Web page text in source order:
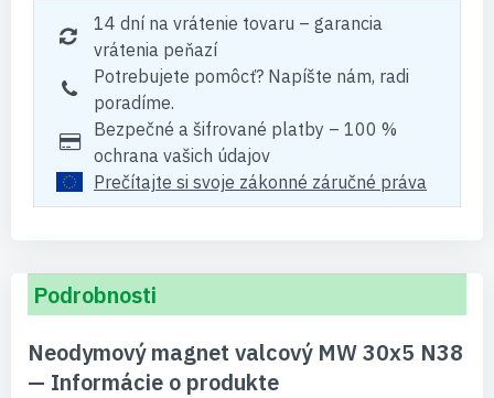
14 dní na vrátenie tovaru – garancia
vrátenia peňazí
Potrebujete pomôcť? Napíšte nám, radi
poradíme.
Bezpečné a šifrované platby – 100 %
ochrana vašich údajov
Prečítajte si svoje zákonné záručné práva
Podrobnosti
Neodymový magnet valcový MW 30x5 N38
— Informácie o produkte